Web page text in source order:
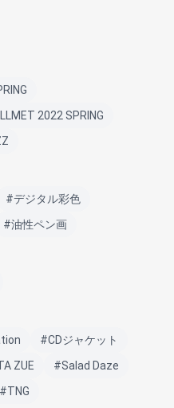
2022 SPRING
#デジタル彩色
#油性ペン画
#CDジャケット
ZUE
#Salad Daze
#TNG